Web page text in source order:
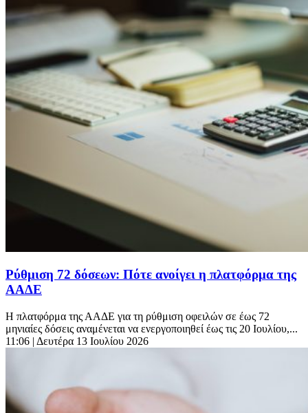
Ρύθμιση 72 δόσεων: Πότε ανοίγει η πλατφόρμα της
ΑΑΔΕ
Η πλατφόρμα της ΑΑΔΕ για τη ρύθμιση οφειλών σε έως 72
μηνιαίες δόσεις αναμένεται να ενεργοποιηθεί έως τις 20 Ιουλίου,...
11:06 | Δευτέρα 13 Ιουλίου 2026